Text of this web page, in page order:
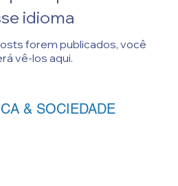
& SOCIEDADE
idioma
forem publicados, você
vê-los aqui.